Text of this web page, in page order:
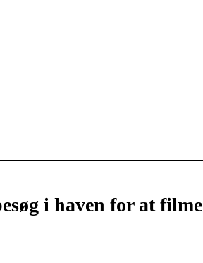
i haven for at filme